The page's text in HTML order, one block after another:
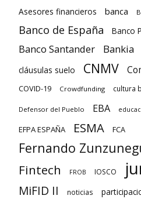
Asesores financieros banca
Banco de España Banco
Banco Santander Bankia
cláusulas suelo CNMV
COVID-19 Crowdfunding cultura
Defensor del Pueblo EBA
EFPA ESPAÑA ESMA FCA
Fernando
Fintech FROB IOSCO
MiFID II noticias